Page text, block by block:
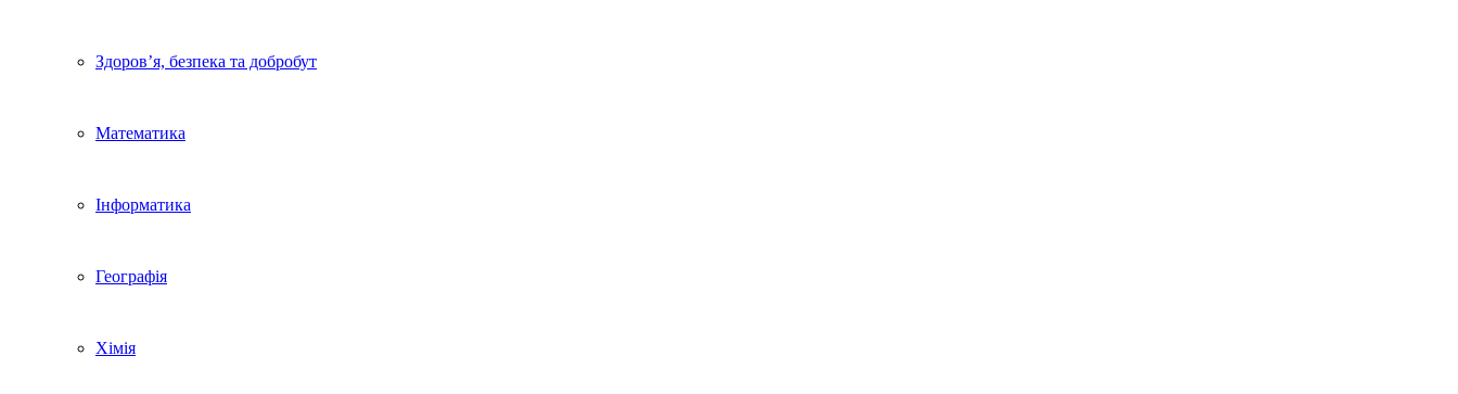
Здоров’я, безпека та добробут
Математика
Інформатика
Географія
Хімія